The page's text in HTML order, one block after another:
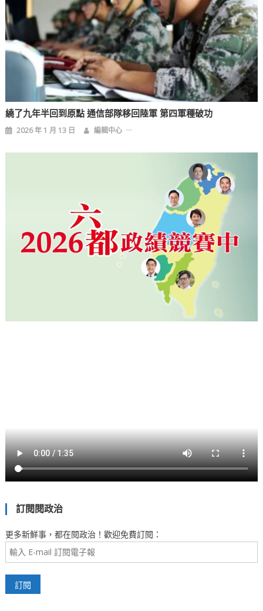
繞了九年半回到原點 通信部隊移回陸軍 第四軍種破功
2026 年 1 月 13 日 編輯中心
訂閱閱政治
更多新鮮事，都在閱政治！歡迎免費訂閱：